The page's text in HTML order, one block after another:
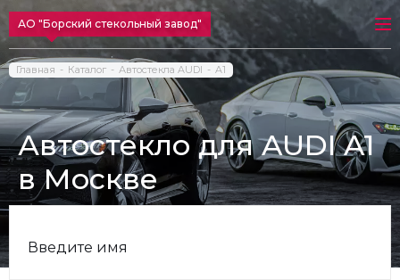
АО "Борский стекольный завод"
Главная Каталог Автостекла AUDI A1
Автостекло для AUDI A1
в Москве
Введите имя